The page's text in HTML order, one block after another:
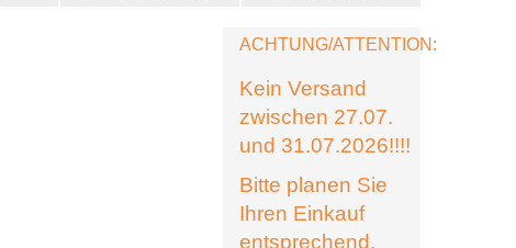
ACHTUNG/ATTENTION:
Kein Versand
zwischen 27.07.
und 31.07.2026!!!!
Bitte planen Sie
Ihren Einkauf
entsprechend.